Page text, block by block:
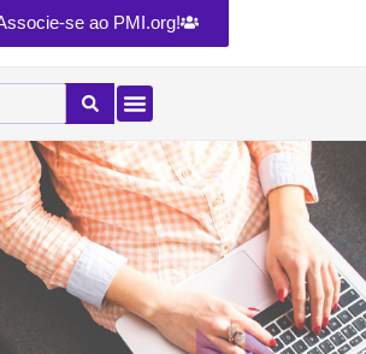
se ao PMI.org!